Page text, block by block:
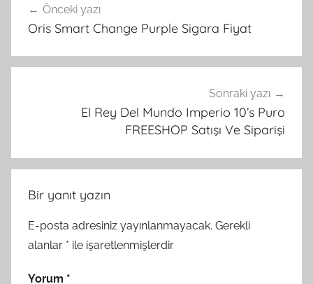
gezinmesi
Önceki yazı
Oris Smart Change Purple Sigara Fiyat
Sonraki yazı
El Rey Del Mundo Imperio 10’s Puro
FREESHOP Satışı Ve Siparişi
Bir yanıt yazın
E-posta adresiniz yayınlanmayacak. Gerekli
alanlar * ile işaretlenmişlerdir
Yorum *